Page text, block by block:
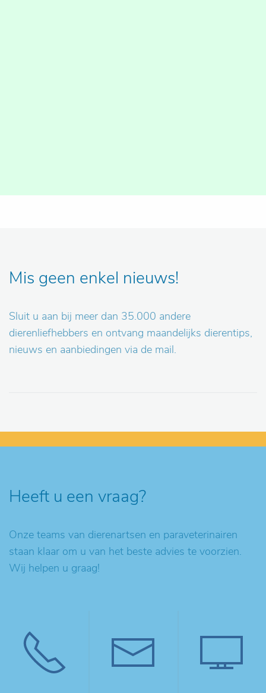
Mis geen enkel nieuws!
Sluit u aan bij meer dan 35.000 andere
dierenliefhebbers en ontvang maandelijks dierentips,
nieuws en aanbiedingen via de mail.
Heeft u een vraag?
Onze teams van dierenartsen en paraveterinairen
staan klaar om u van het beste advies te voorzien.
Wij helpen u graag!